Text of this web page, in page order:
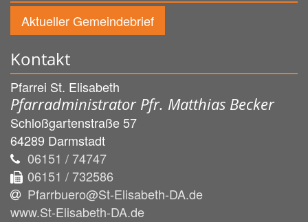
Aktueller Gemeindebrief
Kontakt
Pfarrei St. Elisabeth
Pfarradministrator Pfr. Matthias Becker
Schloßgartenstraße 57
64289 Darmstadt
06151 / 74747
06151 / 732586
Pfarrbuero@St-Elisabeth-DA.de
www.St-Elisabeth-DA.de